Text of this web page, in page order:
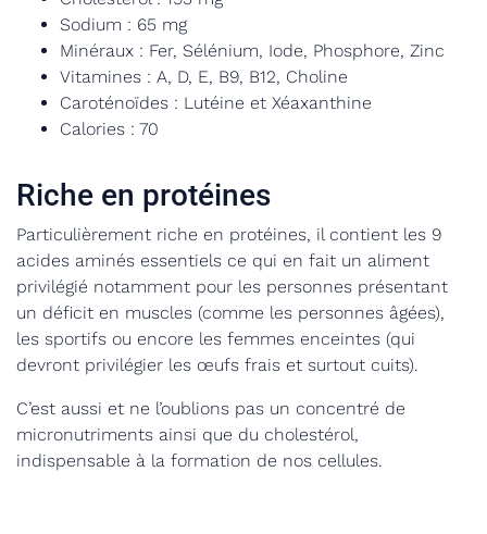
Sodium : 65 mg
Minéraux : Fer, Sélénium, Iode, Phosphore, Zinc
Vitamines : A, D, E, B9, B12, Choline
Caroténoïdes : Lutéine et Xéaxanthine
Calories : 70
Riche en protéines
Particulièrement riche en protéines, il contient les 9
acides aminés essentiels ce qui en fait un aliment
privilégié notamment pour les personnes présentant
un déficit en muscles (comme les personnes âgées),
les sportifs ou encore les femmes enceintes (qui
devront privilégier les œufs frais et surtout cuits).
C’est aussi et ne l’oublions pas un concentré de
micronutriments ainsi que du cholestérol,
indispensable à la formation de nos cellules.